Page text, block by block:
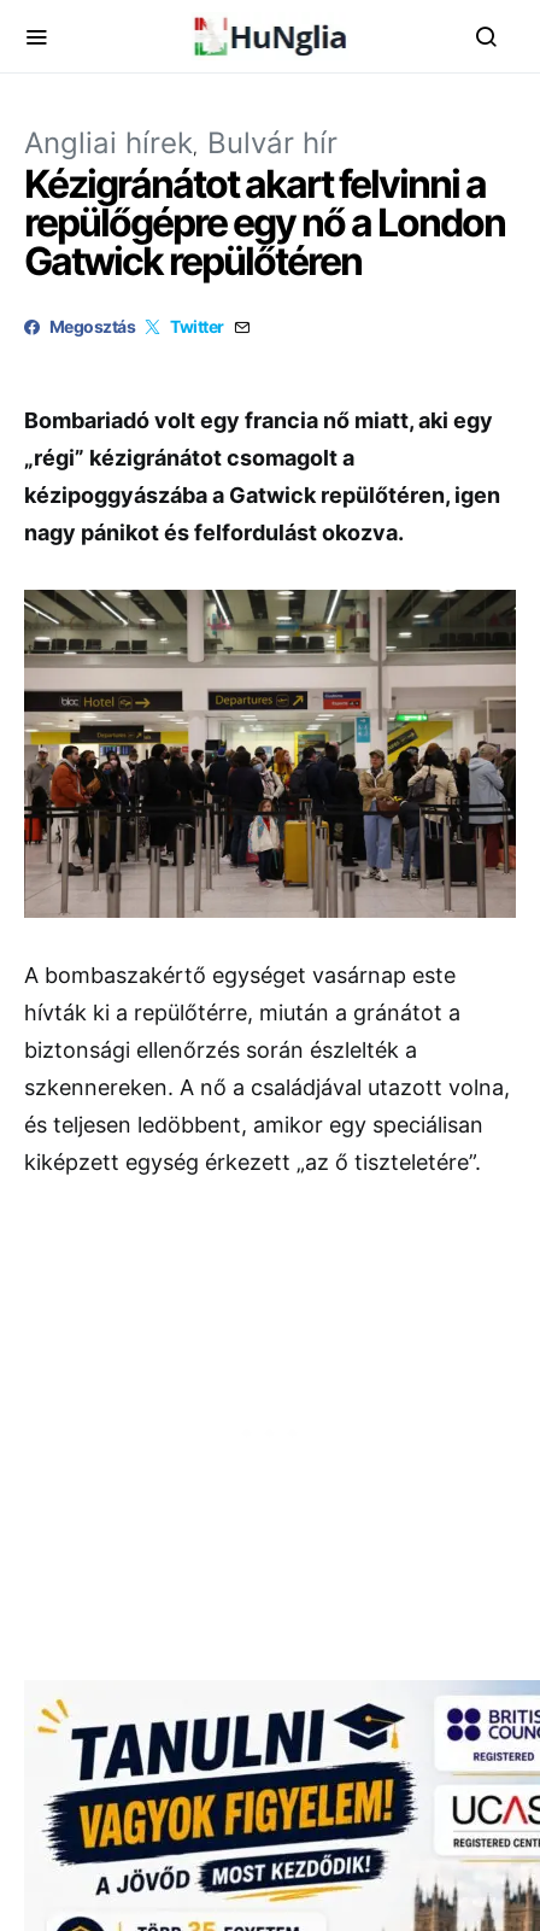
Angliai hírek Bulvár hír
Kézigránátot akart felvinni a
repülőgépre egy nő a London
Gatwick repülőtéren
Megosztás Twitter
Bombariadó volt egy francia nő miatt, aki egy
„régi” kézigránátot csomagolt a
kézipoggyászába a Gatwick repülőtéren, igen
nagy pánikot és felfordulást okozva.
A bombaszakértő egységet vasárnap este
hívták ki a repülőtérre, miután a gránátot a
biztonsági ellenőrzés során észlelték a
szkennereken. A nő a családjával utazott volna,
és teljesen ledöbbent, amikor egy speciálisan
kiképzett egység érkezett „az ő tiszteletére”.